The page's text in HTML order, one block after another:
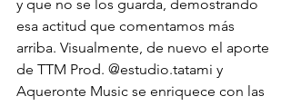
y que no se los guarda, demostrando
esa actitud que comentamos más
arriba. Visualmente, de nuevo el aporte
de TTM Prod. @estudio.tatami y
Aqueronte Music se enriquece con las